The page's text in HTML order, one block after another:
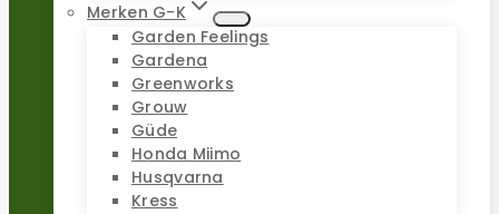
Merken G-K
Garden Feelings
Gardena
Greenworks
Grouw
Güde
Honda Miimo
Husqvarna
Kress